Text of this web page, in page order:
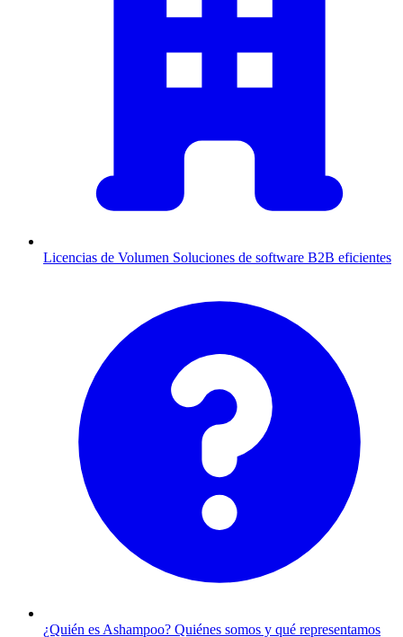
Licencias de Volumen Soluciones de software B2B eficientes
¿Quién es Ashampoo? Quiénes somos y qué representamos